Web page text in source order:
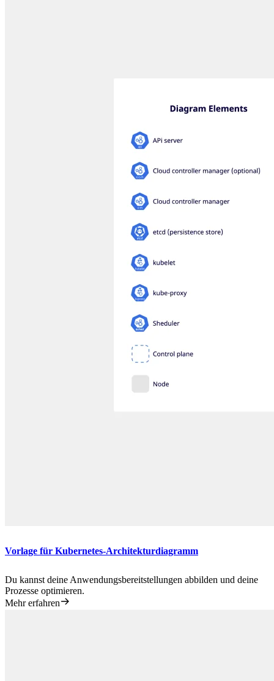
Vorlage für Kubernetes-Architekturdiagramm
Du kannst deine Anwendungsbereitstellungen abbilden und deine
Prozesse optimieren.
Mehr erfahren